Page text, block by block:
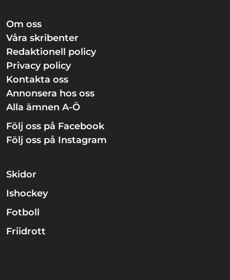
Om oss
Våra skribenter
Redaktionell policy
Privacy policy
Kontakta oss
Annonsera hos oss
Alla ämnen A-Ö
Följ oss på Facebook
Följ oss på Instagram
Skidor
Ishockey
Fotboll
Friidrott